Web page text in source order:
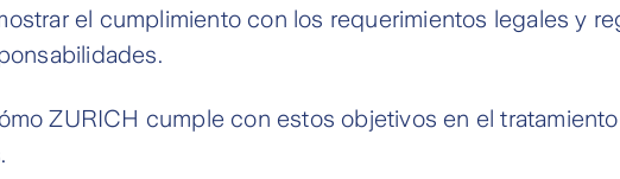
el cumplimiento con los requerimientos legales y
ZURICH cumple con estos objetivos en el